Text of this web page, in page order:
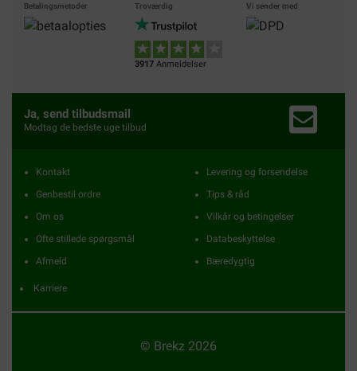
Betalingsmetoder Troværdig
3917 Anmeldelser
Vi sender med
Ja, send tilbudsmail
Modtag de bedste uge tilbud
Kontakt
Genbestil ordre
Om os
Ofte stillede spørgsmål
Afmeld
Karriere
Levering og forsendelse
Tips & råd
Vilkår og betingelser
Databeskyttelse
Bæredygtig
© Brekz 2026